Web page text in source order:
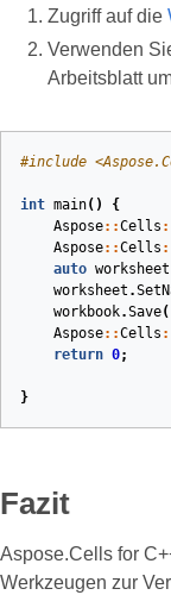
Zugriff auf die
Verwenden
Arbeitsblatt
#include
int main()
{
Aspose::Cells
Aspose::Cells
auto worksheet
worksheet .
workbook.Save(
Aspose::Cells
return 0;
}
Fazit
Aspose.Cells for
Werkzeugen zur